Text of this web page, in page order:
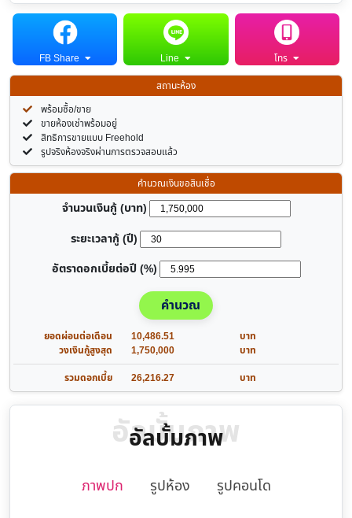
FB Share Line
โทร
สถานะห้อง
พร้อมซื้อ/ขาย
ขายห้องเช่าพร้อมอยู่
สิทธิการขายแบบ Freehold
รูปจริงห้องจริงผ่านการตรวจสอบแล้ว
คำนวณเงินขอสินเชื่อ
จำนวนเงินกู้ (บาท)
ระยะเวลากู้ (ปี)
อัตราดอกเบี้ยต่อปี (%)
คำนวณ
ยอดผ่อนต่อเดือน 10,486.51
บาท
วงเงินกู้สูงสุด
1,750,000
บาท
รวมดอกเบี้ย
26,216.27 บาท
อัลบั้มภาพ
อัลบั้มภาพ
ภาพปก รูปห้อง รูปคอนโด